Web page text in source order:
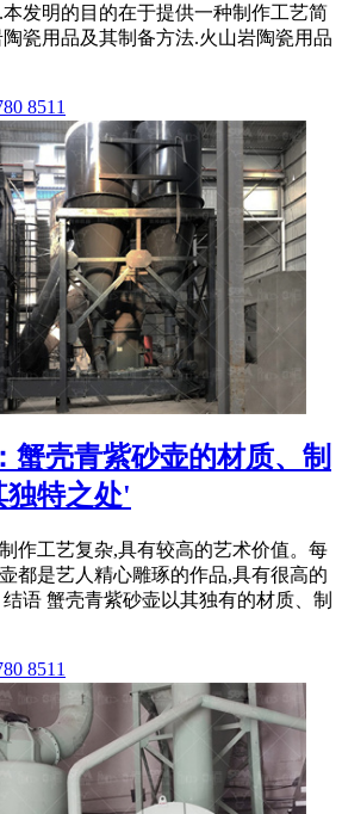
发明的目的在于提供一种制作工艺简
瓷用品及其制备方法.火山岩陶瓷用品
8511
蟹壳青紫砂壶的材质、制
独特之处'
作工艺复杂,具有较高的艺术价值。每
都是艺人精心雕琢的作品,具有很高的
语 蟹壳青紫砂壶以其独有的材质、制
8511